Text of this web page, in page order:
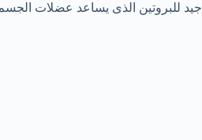
جيد للبروتين الذى يساعد عضلات